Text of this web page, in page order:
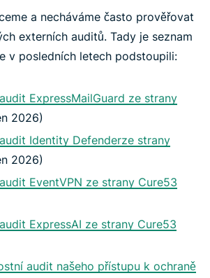
a necháváme často prověřovat
externích auditů. Tady je seznam
v posledních letech podstoupili:
ExpressMailGuard ze strany
2026)
Identity Defenderze strany
2026)
EventVPN ze strany Cure53
ExpressAI ze strany Cure53
audit našeho přístupu k ochraně